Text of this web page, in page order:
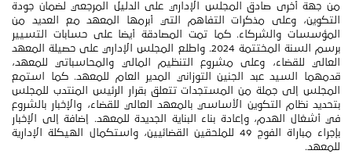
من جهة أخرى صادق المجلس الإداري على الدليل المرجعي لضمان جودة
التكوين، وعلى مذكرات التفاهم التي أبرمها المعهد مع العديد من
المؤسسات والشركاء. كما تمت المصادقة أيضا على حسابات التسيير
برسم السنة المختتمة 2024. واطلع المجلس الإداري على حصيلة المعهد
العالي للقضاء، وعلى مشروع التنظيم المالي والمحاسباتي للمعهد،
قدمهما السيد عبد الجنين التوزاني المدير العام للمعهد. كما استمع
المجلس إلى جملة من المستجدات تتعلق بقرار الرئيس المنتدب للمجلس
بتحديد نظام التكوين الأساسي بالمعهد العالي للقضاء، والإخبار بالشروع
في أشغال الهدم، وإعادة بناء البناية الجديدة للمعهد. إضافة إلى الإخبار
بإجراء مباراة الفوج 49 للملحقين القضائيين، واستكمال الهيكلة الإدارية
للمعهد.